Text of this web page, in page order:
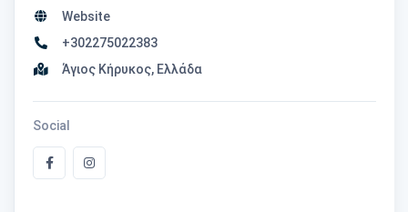
Website
+302275022383
Άγιος Κήρυκος, Ελλάδα
Social